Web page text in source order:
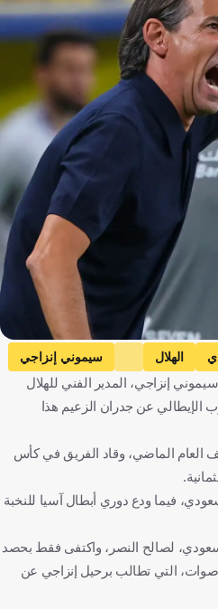
الهلال
سيموني إنزاجي
كرة قدم
إنزاجي، المدير الفني للهلال
الإيطالي عن جدران الزعيم هذا
العام الماضي، وقاد الفريق في كأس
فيما ودع دوري أبطال آسيا للنخبة
لصالح النصر، واكتفى فقط بحصد
التي تطالب برحيل إنزاجي عن